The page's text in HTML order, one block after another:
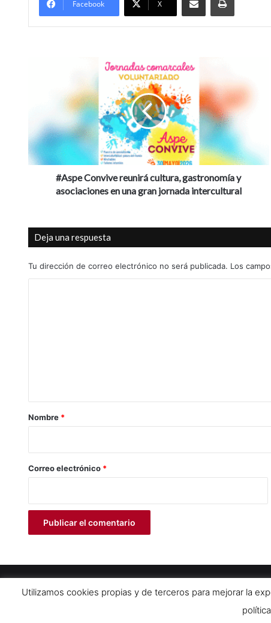
Facebook X
gastronomía
asociaciones
una
#Aspe Convive reunirá cultura, gastronomía y
asociaciones en una gran jornada intercultural
Deja una respuesta
Tu dirección de correo electrónico no será publicada. Los
r
*
Nombre *
Correo electrónico *
Utilizamos cookies propias y de terceros para mejorar la